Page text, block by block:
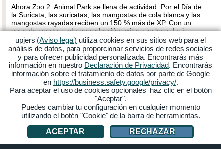
Ahora Zoo 2: Animal Park se llena de actividad. Por el Día de
la Suricata, las suricatas, las mangostas de cola blanca y las
mangostas rayadas reciben un 150 % más de XP. Con un
poco de suerte, cada reproducción exitosa incluso dará
trillizos.
JUGAR AHORA
Jueves, 2026-07-02
Zoo 2: Animal Park
Actualización de cofres bestial en el juego
de animales para navegador
A partir de ahora, el Rinoceronte negro os espera en el
Cofre Retro de Zoo 2: Animal Park. Abrid vuestros cofres y
Hasta arriba
upjers (Aviso legal) utiliza cookies en sus sitios web para el
análisis de datos, para proporcionar servicios de redes sociales
y para ofrecer publicidad personalizada. Encontrarás más
información en nuestro Declaración de Privacidad. Encontrarás
información sobre el tratamiento de datos por parte de Google
en https://business.safety.google/privacy/.
Para aceptar el uso de cookies opcionales, haz clic en el botón
"Aceptar".
Puedes cambiar tu configuración en cualquier momento
utilizando el botón "Cookie" de la barra de herramientas.
ACEPTAR
RECHAZAR